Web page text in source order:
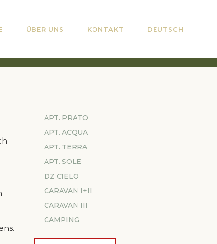
ÜBER UNS KONTAKT DEUTSCH
APT. PRATO
APT. ACQUA
APT. TERRA
APT. SOLE
DZ CIELO
CARAVAN I+II
CARAVAN III
CAMPING